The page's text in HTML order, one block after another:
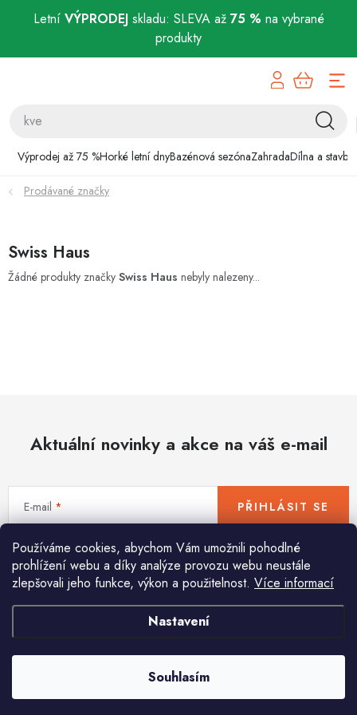
Letní VÝPRODEJskladu: SLEVA až 75 % na vybrané
produkty
Používáme cookies, abychom Vám umožnili pohodlné
prohlížení webu a díky analýze provozu webu neustále
zlepšovali jeho funkce, výkon a použitelnost. Více informací
Nastavení
Souhlasím
Výprodej až 75 %Horké letní dnyBazénová sezónaZahradaDílna a stavba
Bazénová sezóna
Zahrada
Domácnost
Novinky
World Cleanup Day
Akční ceny
Půjčovna Kontaktuje nás
Obchodní podmínky
Vrácení a reklamace
Podmínky ochrany osobních údajů
Obchodní podmínky pro podnikatele
Způsob doručení a platby
Zásady používání cookies
Prodávané značky
Swiss Haus
Žádné produkty značky Swiss Haus nebyly nalezeny...
Aktuální novinky a akce na váš e-mail
E-mail
Vložením e-mailu souhlasíte spodmínkami ochrany osobních údajů
PŘIHLÁSIT SE
Pomůžeme vám s výběrem
Potřebujete s něčím poradit? Jsme tu pro vás!
info@huka.cz